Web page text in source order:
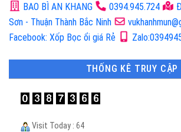
BAO BÌ AN KHANG 0394.945.724
Sơn - Thuận Thành Bắc Ninh
Facebook: Xốp Bọc ổi giá Rẻ
THỐNG KÊ TRUY CẬP
Visit Today : 64